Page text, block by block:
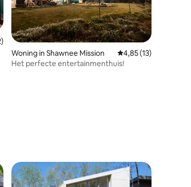
beoordeling van 4,92 op 5, 12 recensies
Woning in Shawnee Mission Gemiddelde
4,85 (13)
Het perfecte entertainmenthuis!